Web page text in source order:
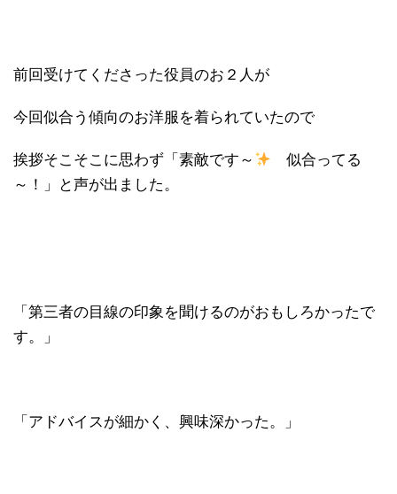
前回受けてくださった役員のお２人が
今回似合う傾向のお洋服を着られていたので
挨拶そこそこに思わず「素敵です～
似合ってる
～！」と声が出ました。
「第三者の目線の印象を聞けるのがおもしろかったで
す。」
「アドバイスが細かく、興味深かった。」